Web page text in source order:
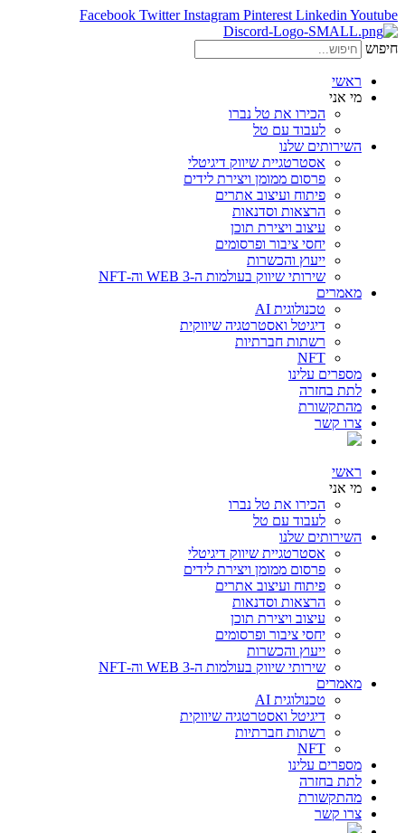
Facebook Twitter Instagram Pinterest Linkedin Youtube
חיפוש
ראשי
מי אני
הכירו את טל נברו
לעבוד עם טל
השירותים שלנו
אסטרטגיית שיווק דיגיטלי
פרסום ממומן ויצירת לידים
פיתוח ועיצוב אתרים
הרצאות וסדנאות
עיצוב ויצירת תוכן
יחסי ציבור ופרסומים
ייעוץ והכשרות
שירותי שיווק בעולמות ה-WEB 3 וה-NFT
מאמרים
טכנולוגית AI
דיגיטל ואסטרטגיה שיווקית
רשתות חברתיות
NFT
מספרים עלינו
לתת בחזרה
מהתקשורת
צרו קשר
ראשי
מי אני
הכירו את טל נברו
לעבוד עם טל
השירותים שלנו
אסטרטגיית שיווק דיגיטלי
פרסום ממומן ויצירת לידים
פיתוח ועיצוב אתרים
הרצאות וסדנאות
עיצוב ויצירת תוכן
יחסי ציבור ופרסומים
ייעוץ והכשרות
שירותי שיווק בעולמות ה-WEB 3 וה-NFT
מאמרים
טכנולוגית AI
דיגיטל ואסטרטגיה שיווקית
רשתות חברתיות
NFT
מספרים עלינו
לתת בחזרה
מהתקשורת
צרו קשר